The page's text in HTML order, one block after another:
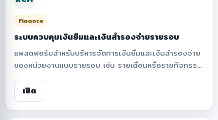
Finance
ระบบควบคุมเงินยืมและเงินสำรองจ่ายรายรอบ
แพลตฟอร์มสำหรับบริหารจัดการเงินยืมและเงินสำรองจ่าย
ของหน่วยงานแบบรายรอบ เช่น รายเดือนหรือรายกิจกรรม
โดยสามารถกำหนดวงเงินยืมประจำรอบ บันทึกรายการใช้
จ่ายของผู้เกี่ยวข้อง ตรวจสอบยอดเงินสดคงเหลือ ติดตาม
ว่าใครใช้เงินไปเท่าไหร่ ใช้ในรายการใด และสรุปยอดรวมการ
ใช้จ่ายอย่างเป็นระบบ รองรับการแสดงผลทั้งกราฟ ตาราง
เปิด